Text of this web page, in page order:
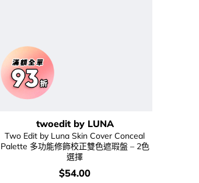
twoedit by LUNA
Two Edit by Luna Skin Cover Conceal
Palette 多功能修飾校正雙色遮瑕盤 – 2色
選擇
價
$54.00